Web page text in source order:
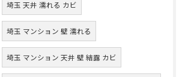
埼玉 天井 濡れる カビ
埼玉 マンション 壁 濡れる
埼玉 マンション 天井 壁 結露 カビ